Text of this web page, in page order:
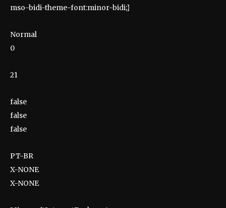
mso-bidi-theme-font:minor-bidi;}
Normal
0
21
false
false
false
PT-BR
X-NONE
X-NONE